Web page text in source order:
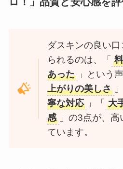
ダスキンの良い
られるのは、「
あった
」という
上がりの美しさ
寧な対応
」「 大
感
」の3点が、
ています。